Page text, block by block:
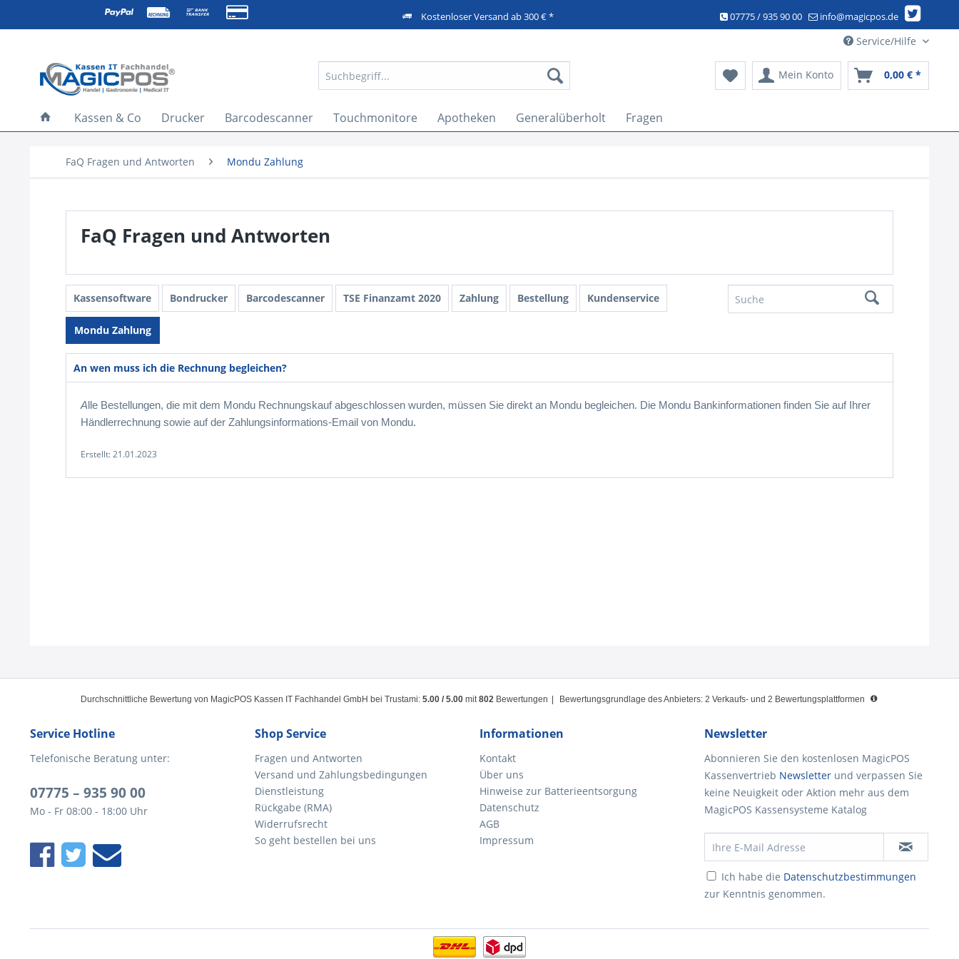
Kostenloser Versand ab 300 € * 07775 / 935 90 00 info@magicpos.de
Service/Hilfe
Mein Konto 0,00 € *
Kassen & Co Drucker Barcodescanner Touchmonitore Apotheken Generalüberholt Fragen
FaQ Fragen und Antworten Mondu Zahlung
FaQ Fragen und Antworten
Kassensoftware Bondrucker Barcodescanner TSE Finanzamt 2020 Zahlung Bestellung Kundenservice
Mondu Zahlung
An wen muss ich die Rechnung begleichen?
A lle Bestellungen, die mit dem Mondu Rechnungskauf abgeschlossen wurden, müssen Sie direkt an Mondu begleichen. Die Mondu Bankinformationen finden Sie auf Ihrer
Händlerrechnung sowie auf der Zahlungsinformations-Email von Mondu.
Erstellt:21.01.2023
Durchschnittliche Bewertung von MagicPOS Kassen IT Fachhandel GmbH bei Trustami: 5.00 / 5.00 mit802 Bewertungen Bewertungsgrundlage des Anbieters: 2 Verkaufs- und 2 Bewertungsplattformen
Service Hotline
Telefonische Beratung unter:
07775 – 935 90 00
Mo - Fr 08:00 - 18:00 Uhr
Shop Service
Fragen und Antworten
Versand und Zahlungsbedingungen
Dienstleistung
Rückgabe (RMA)
Widerrufsrecht
So geht bestellen bei uns
Informationen
Kontakt
Über uns
Hinweise zur Batterieentsorgung
Datenschutz
AGB
Impressum
Newsletter
Abonnieren Sie den kostenlosen MagicPOS
Kassenvertrieb Newsletter und verpassen Sie
keine Neuigkeit oder Aktion mehr aus dem
MagicPOS Kassensysteme Katalog
Ich habe die Datenschutzbestimmungen
zur Kenntnis genommen.